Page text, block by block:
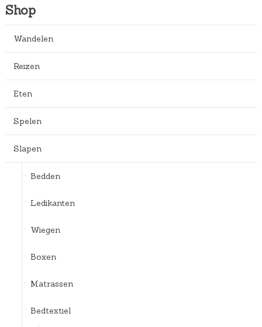
Shop
Wandelen
Reizen
Eten
Spelen
Slapen
Bedden
Ledikanten
Wiegen
Boxen
Matrassen
Bedtextiel